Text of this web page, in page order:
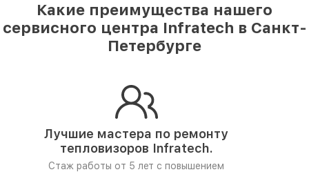
Какие преимущества нашего
сервисного центра Infratech в Санкт-
Петербурге
Лучшие мастера по ремонту
тепловизоров Infratech.
Стаж работы от 5 лет с повышением